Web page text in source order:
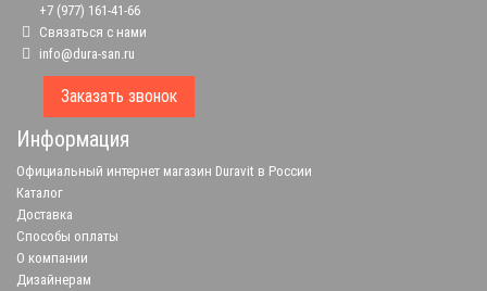
+7 (977) 161-41-66
Связаться с нами
info@dura-san.ru
Заказать звонок
Информация
Официальный интернет магазин Duravit в России
Каталог
Доставка
Способы оплаты
О компании
Дизайнерам